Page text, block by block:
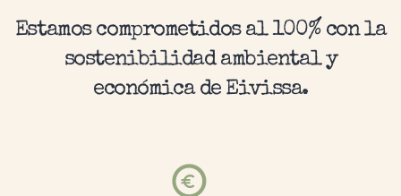
Estamos comprometidos al 100% con la
sostenibilidad ambiental y
económica de Eivissa.